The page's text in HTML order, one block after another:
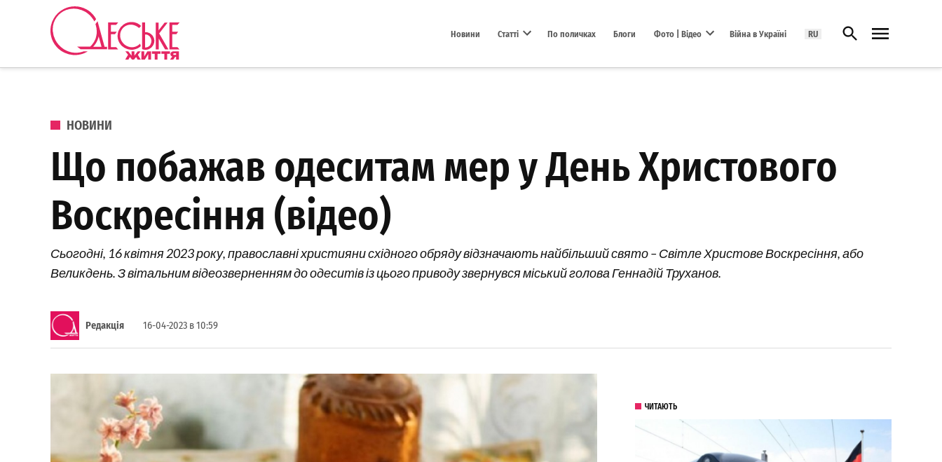
Перейти до вмісту
Новини Статті По поличках Блоги Фото | Відео Війна в Україні RU Відкрити пошук
ОПУБЛІКОВАНО В
НОВИНИ
Що побажав одеситам мер у День Христового
Воскресіння (відео)
Сьогодні, 16 квітня 2023 року, православні християни східного обряду відзначають найбільший свято – Світле Христове Воскресіння, або
Великдень. З вітальним відеозверненням до одеситів із цього приводу звернувся міський голова Геннадій Труханов.
Редакція 16-04-2023 в 10:59
ЧИТАЮТЬ